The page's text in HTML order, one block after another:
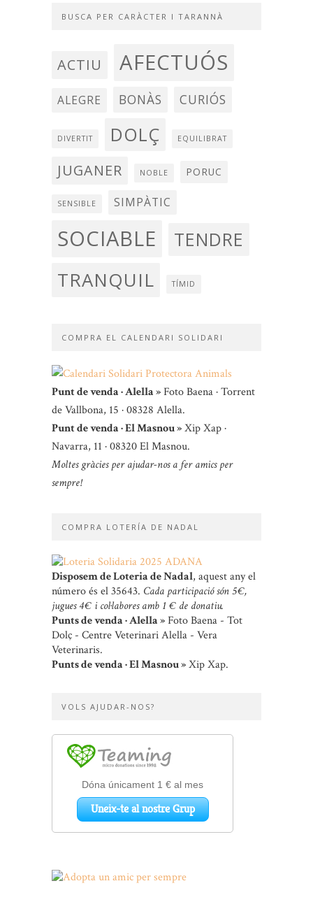
BUSCA PER CARÀCTER I TARANNÀ
ACTIU AFECTUÓS
ALEGRE BONÀS CURIÓS
DIVERTIT DOLÇ EQUILIBRAT
JUGANER NOBLE PORUC
SENSIBLE SIMPÀTIC
SOCIABLE TENDRE
TRANQUIL TÍMID
COMPRA EL CALENDARI SOLIDARI
Punt de venda · Alella »Foto Baena · Torrent
de Vallbona, 15 · 08328 Alella.
Punt de venda · El Masnou »Xip Xap ·
Navarra, 11 · 08320 El Masnou.
Moltes gràcies per ajudar-nos a fer amics per
sempre!
COMPRA LOTERÍA DE NADAL
Disposem de Loteria de Nadal, aquest any el
número és el 35643. Cada participació són 5 €,
jugues 4 € i col·labores amb 1 € de donatiu.
Punts de venda · Alella »Foto Baena - Tot
Dolç - Centre Veterinari Alella - Vera
Veterinaris.
Punts de venda · El Masnou »Xip Xap.
VOLS AJUDAR-NOS?